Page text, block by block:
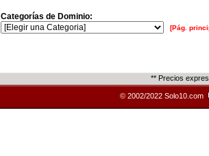
Categorías de Dominio:
[Pág.
** Precios
© 2002/2022 Solo10.com